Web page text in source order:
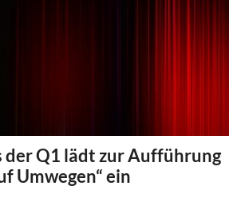
Q1 lädt zur Aufführung
Umwegen“ ein